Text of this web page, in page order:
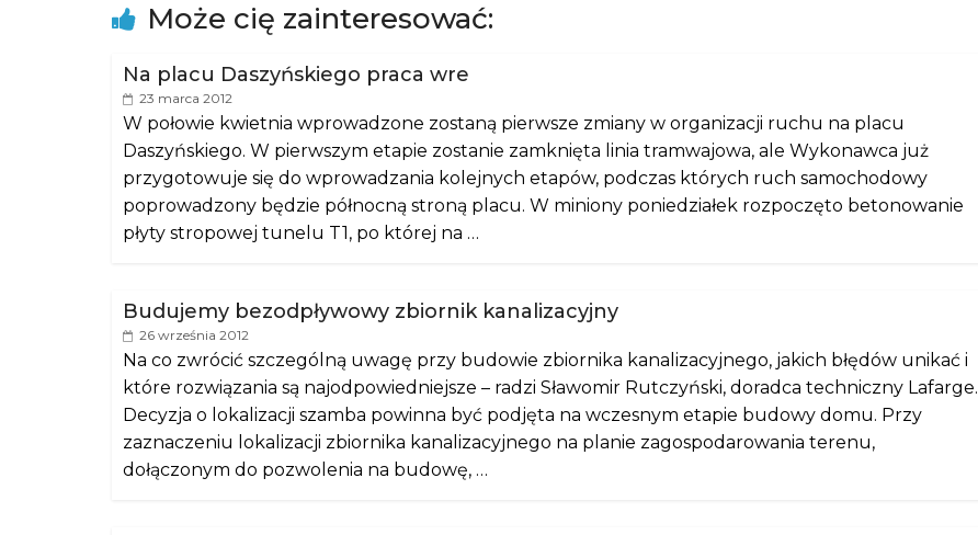
Może cię zainteresować:
Na placu Daszyńskiego praca wre
23 marca 2012
W połowie kwietnia wprowadzone zostaną pierwsze zmiany w organizacji ruchu na placu
Daszyńskiego. W pierwszym etapie zostanie zamknięta linia tramwajowa, ale Wykonawca już
przygotowuje się do wprowadzania kolejnych etapów, podczas których ruch samochodowy
poprowadzony będzie północną stroną placu. W miniony poniedziałek rozpoczęto betonowanie
płyty stropowej tunelu T1, po której na …
Budujemy bezodpływowy zbiornik kanalizacyjny
26 września 2012
Na co zwrócić szczególną uwagę przy budowie zbiornika kanalizacyjnego, jakich błędów unikać i
które rozwiązania są najodpowiedniejsze – radzi Sławomir Rutczyński, doradca techniczny Lafarge.
Decyzja o lokalizacji szamba powinna być podjęta na wczesnym etapie budowy domu. Przy
zaznaczeniu lokalizacji zbiornika kanalizacyjnego na planie zagospodarowania terenu,
dołączonym do pozwolenia na budowę, …